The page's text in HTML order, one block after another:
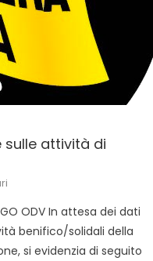
attività di
ODV In attesa dei dati
benifico/solidali della
si evidenzia di seguito